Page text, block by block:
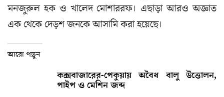
মনজুরুল হক ও খালেদ মোশাররফ। এছাড়া আরও অজ্ঞাত
এক থেকে দেড়শ জনকে আসামি করা হয়েছে।
আরো পড়ুন
কক্সবাজারের-পেকুয়ায় অবৈধ বালু উত্তোলন,
পাইপ ও মেশিন জব্দ